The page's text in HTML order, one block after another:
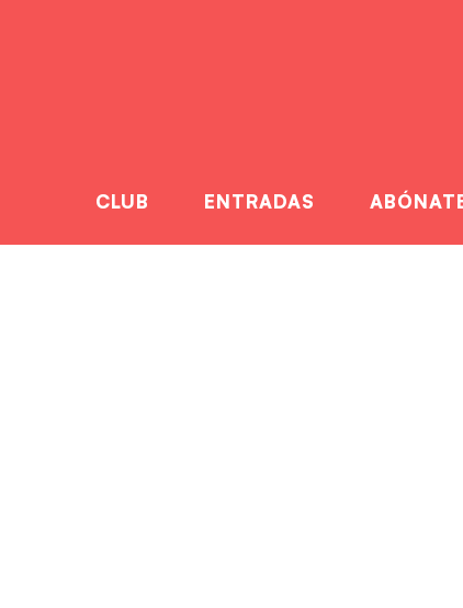
CLUB ENTRADAS